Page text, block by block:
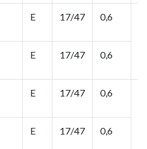
E 17/47 0,6
E 17/47 0,6
E 17/47 0,6
E 17/47 0,6